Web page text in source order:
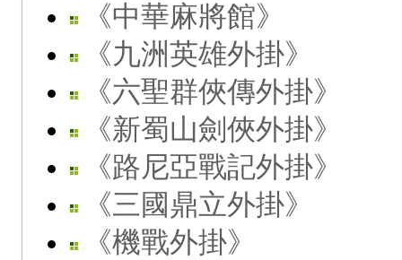
《中華麻將館》
《九洲英雄外掛》
《六聖群俠傳外掛》
《新蜀山劍俠外掛》
《路尼亞戰記外掛》
《三國鼎立外掛》
《機戰外掛》